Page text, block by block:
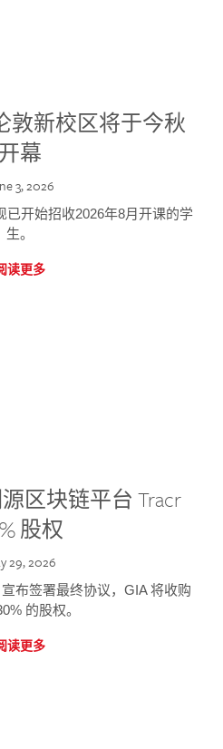
敦新校区将于今秋
开幕
3, 2026
已开始招收2026年8月开课的学
生。
读更多
区块链平台 Tracr
股权
29, 2026
布签署最终协议，GIA 将收购
的股权。
读更多